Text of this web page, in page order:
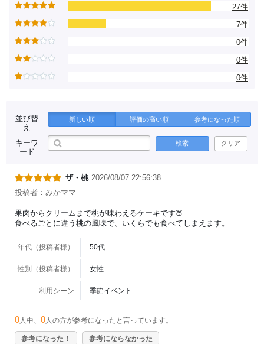
27件
7件
0件
0件
0件
並び替
え
新しい順 評価の高い順 参考になった順
キーワ
ード
検索 クリア
ザ・桃 2026/08/07 22:56:38
投稿者：みかママ
果肉からクリームまで桃が味わえるケーキです🍑
食べるごとに違う桃の風味で、いくらでも食べてしまえます。
年代（投稿者様） 50代
性別（投稿者様） 女性
利用シーン 季節イベント
0 人中、 0 人の方が参考になったと言っています。
参考になった！ 参考にならなかった